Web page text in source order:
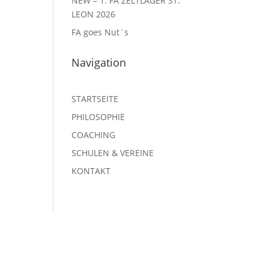
LEON 2026
FA goes Nut´s
Navigation
STARTSEITE
PHILOSOPHIE
COACHING
SCHULEN & VEREINE
KONTAKT